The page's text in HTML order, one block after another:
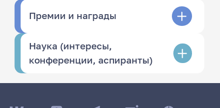
Премии и награды
Наука (интересы,
конференции, аспиранты)